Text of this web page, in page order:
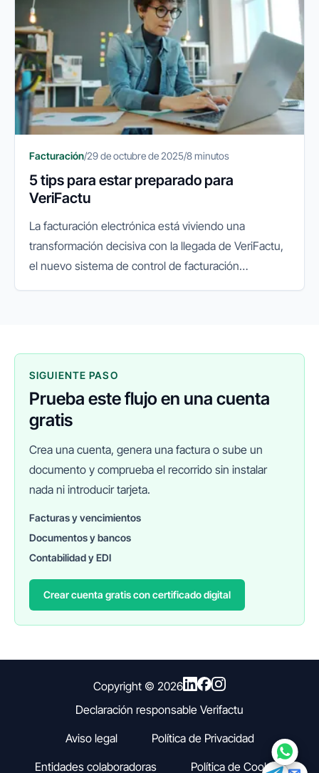
Facturación/29 de octubre de 2025/8 minutos
5 tips para estar preparado para
VeriFactu
La facturación electrónica está viviendo una
transformación decisiva con la llegada de VeriFactu,
el nuevo sistema de control de facturación
SIGUIENTE PASO
Prueba este flujo en una cuenta
gratis
Crea una cuenta, genera una factura o sube un
documento y comprueba el recorrido sin instalar
nada ni introducir tarjeta.
Facturas y vencimientos
Documentos y bancos
Contabilidad y EDI
Crear cuenta gratis con certificado digital
Copyright © 2026
Declaración responsable Verifactu
Aviso legal
Política de Privacidad
Entidades colaboradoras
Política de Cookies
FINANEDI
Hablemos ahora
Pedir información sobre FinanEDI